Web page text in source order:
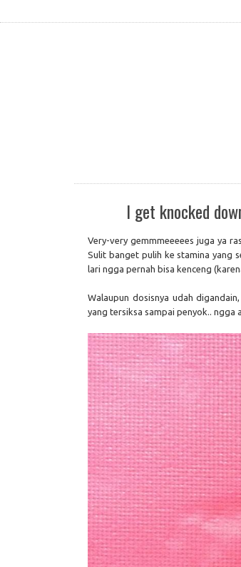
I get knocked
Very-very gemmmeeeees juga ya
Sulit banget pulih ke stamina yang
lari ngga pernah bisa kenceng
Walaupun dosisnya udah
yang tersiksa sampai penyok.. ngga